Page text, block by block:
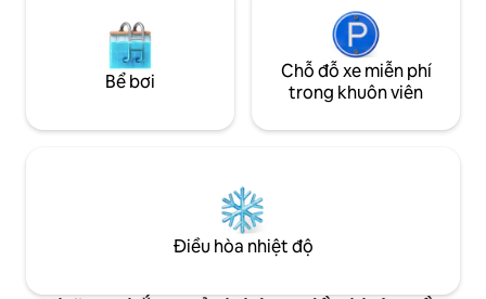
Bể bơi
Chỗ đỗ xe miễn phí
trong khuôn viên
Điều hòa nhiệt độ